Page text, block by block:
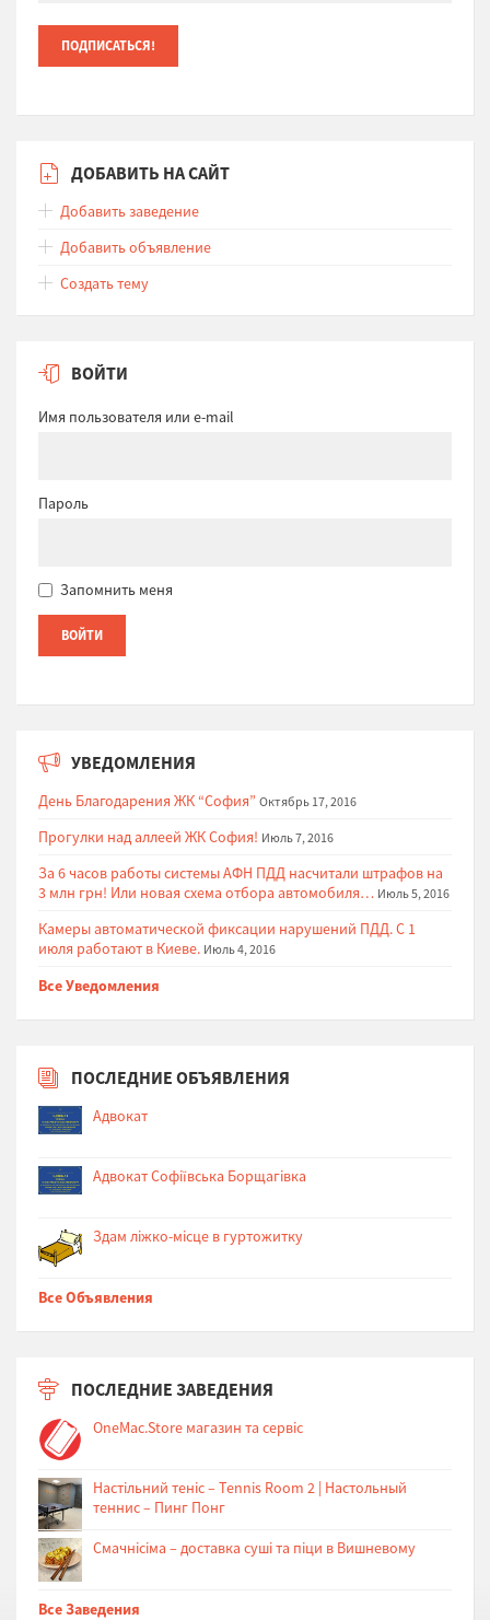
ДОБАВИТЬ НА САЙТ
Добавить заведение
Добавить объявление
Создать тему
ВОЙТИ
Имя пользователя или e-mail
Пароль
Запомнить меня
УВЕДОМЛЕНИЯ
День Благодарения ЖК “София” Октябрь 17, 2016
Прогулки над аллеей ЖК София! Июль 7, 2016
За 6 часов работы системы АФН ПДД насчитали штрафов на
3 млн грн! Или новая схема отбора автомобиля… Июль 5, 2016
Камеры автоматической фиксации нарушений ПДД. С 1
июля работают в Киеве. Июль 4, 2016
Все Уведомления
ПОСЛЕДНИЕ ОБЪЯВЛЕНИЯ
Адвокат
Адвокат Софіївська Борщагівка
Здам ліжко-місце в гуртожитку
Все Объявления
ПОСЛЕДНИЕ ЗАВЕДЕНИЯ
OneMac.Store магазин та сервіс
Настільний теніс – Tennis Room 2 | Настольный
теннис – Пинг Понг
Cмачнісіма – доставка суші та піци в Вишневому
Все Заведения